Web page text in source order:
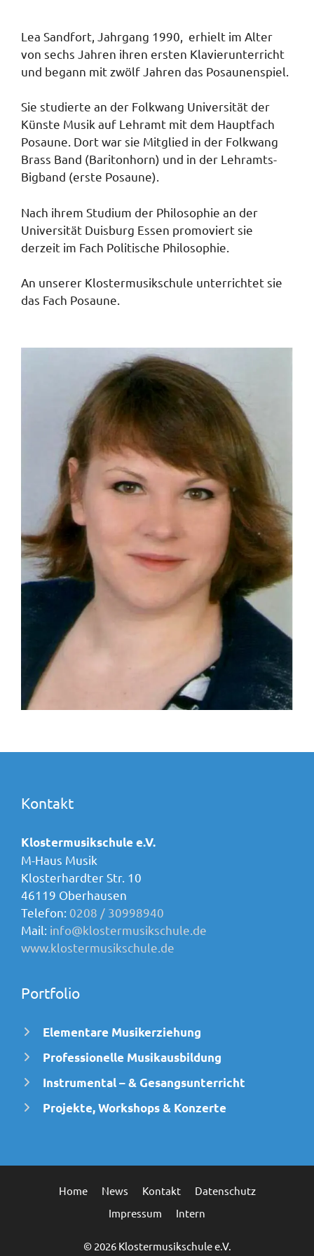
Lea Sandfort, Jahrgang 1990, erhielt im Alter
von sechs Jahren ihren ersten Klavierunterricht
und begann mit zwölf Jahren das Posaunenspiel.
Sie studierte an der Folkwang Universität der
Künste Musik auf Lehramt mit dem Hauptfach
Posaune. Dort war sie Mitglied in der Folkwang
Brass Band (Baritonhorn) und in der Lehramts-
Bigband (erste Posaune).
Nach ihrem Studium der Philosophie an der
Universität Duisburg Essen promoviert sie
derzeit im Fach Politische Philosophie.
An unserer Klostermusikschule unterrichtet sie
das Fach Posaune.
Kontakt
Klostermusikschule e.V.
M-Haus Musik
Klosterhardter Str. 10
46119 Oberhausen
Telefon: 0208 / 30998940
Mail: info@klostermusikschule.de
www.klostermusikschule.de
Portfolio
Elementare Musikerziehung
Professionelle Musikausbildung
Instrumental – & Gesangsunterricht
Projekte, Workshops & Konzerte
Home News Kontakt
Datenschutz
Impressum
Intern
© 2026 Klostermusikschule e.V.